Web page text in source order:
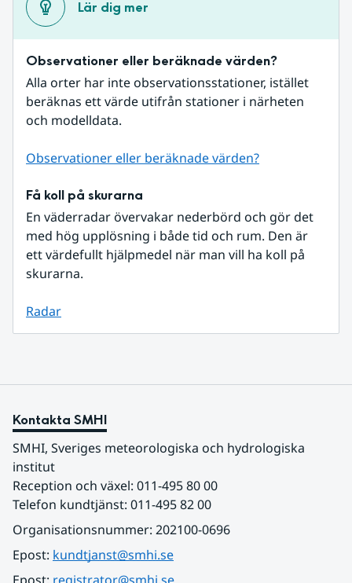
Lär dig mer
Observationer eller beräknade värden?
Alla orter har inte observationsstationer, istället
beräknas ett värde utifrån stationer i närheten
och modelldata.
Observationer eller beräknade värden?
Få koll på skurarna
En väderradar övervakar nederbörd och gör det
med hög upplösning i både tid och rum. Den är
ett värdefullt hjälpmedel när man vill ha koll på
skurarna.
Radar
Kontakta SMHI
SMHI, Sveriges meteorologiska och hydrologiska
institut
Reception och växel: 011-495 80 00
Telefon kundtjänst: 011-495 82 00
Organisationsnummer: 202100-0696
Epost: kundtjanst@smhi.se